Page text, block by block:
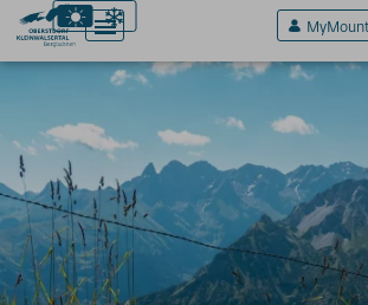
Aktiv & Sport
ADLER7
WANDERN
Geführte Wanderungen
Wandern mit Kindern